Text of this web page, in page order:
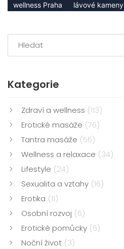
wellness Praha
lávové kameny
Kategorie
Zdraví a wellness (113)
Erotické masáže (76)
Tantra masáže (56)
Wellness a relaxace (34)
Lifestyle (24)
Sexualita a vztahy (16)
Erotika (11)
Osobní rozvoj (6)
Erotické pomůcky (6)
Noční život (3)